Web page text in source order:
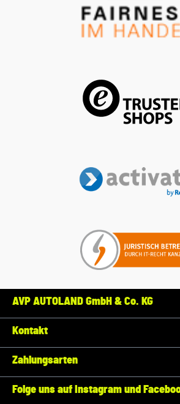
AVP AUTOLAND GmbH & Co. KG
Kontakt
Zahlungsarten
Folge uns auf Instagram und